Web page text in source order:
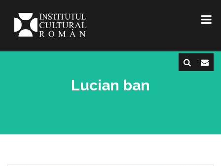
Lucian ban